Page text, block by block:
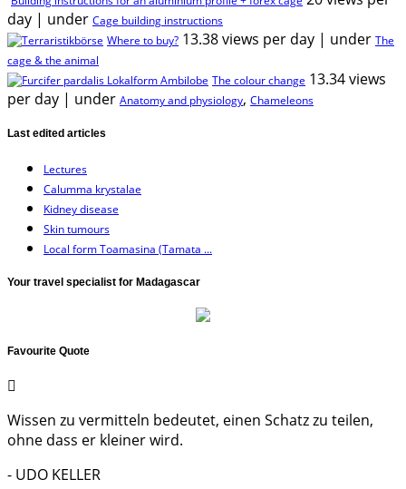
day | under Cage building instructions
Where to buy? 13.38 views per day | under The
cage & the animal
The colour change 13.34 views
per day | under Anatomy and physiology, Chameleons
Last edited articles
Lectures
Calumma krystalae
Kidney disease
Skin tumours
Local form Toamasina (Tamata ...
Your travel specialist for Madagascar
Favourite Quote
Wissen zu vermitteln bedeutet, einen Schatz zu teilen,
ohne dass er kleiner wird.
- UDO KELLER